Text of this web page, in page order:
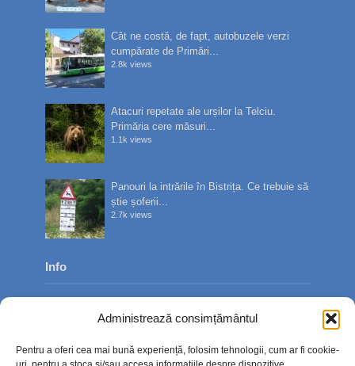
Administrează consimțământul
Pentru a oferi cea mai bună experiență, folosim tehnologii, cum ar fi cookie-
Cât ne costă, de fapt, autobuzele verzi
cumpărate de Primări...
2.8k views
Atacuri repetate ale urșilor la Telciu.
Primăria cere măsuri...
1.1k views
Panouri la intrările în Bistrița. Ce trebuie să
știe șoferii...
2.7k views
Info
Contact